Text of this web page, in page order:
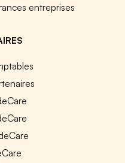
entreprises